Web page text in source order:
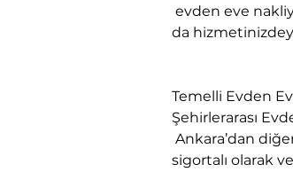
da
Temelli Evden
Şehirlerarası
sigortalı olarak